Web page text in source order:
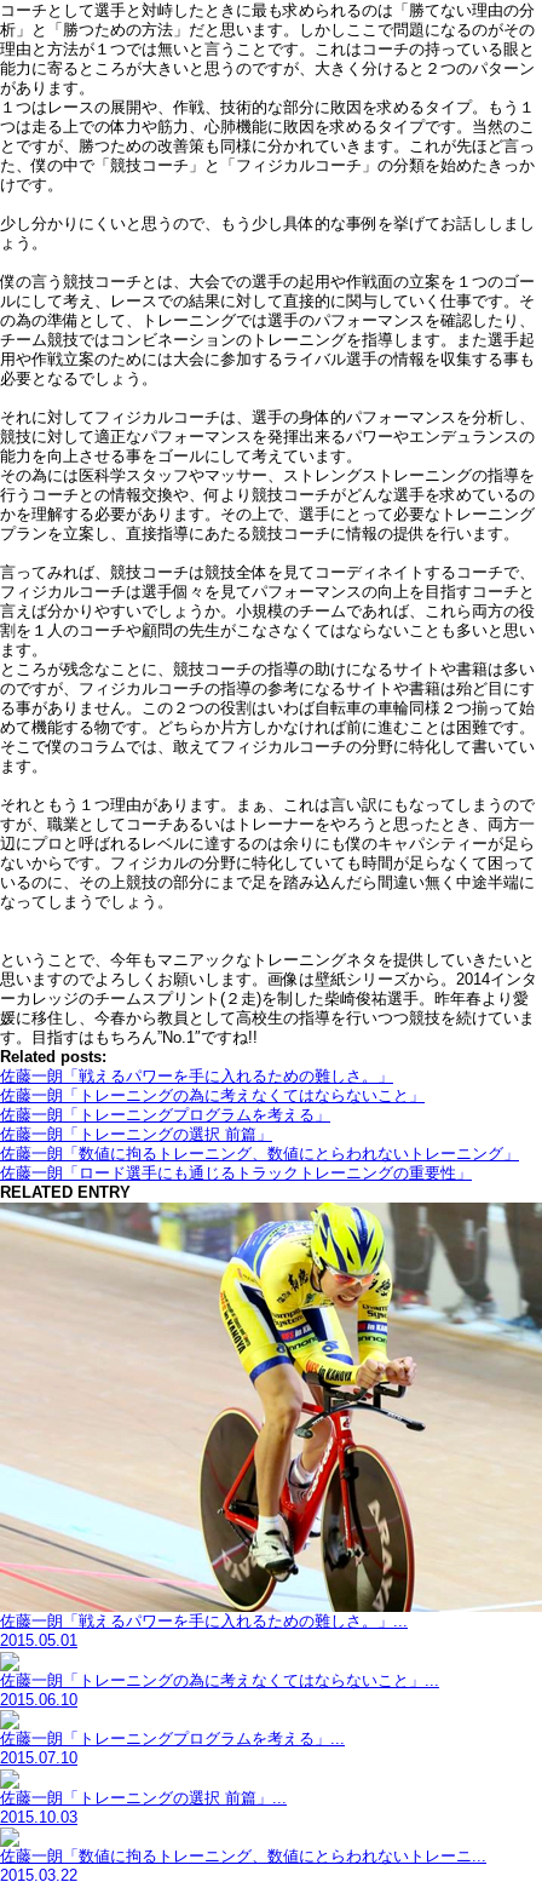
コーチとして選手と対峙したときに最も求められるのは「勝てない理由の分
析」と「勝つための方法」だと思います。しかしここで問題になるのがその
理由と方法が１つでは無いと言うことです。これはコーチの持っている眼と
能力に寄るところが大きいと思うのですが、大きく分けると２つのパターン
があります。
１つはレースの展開や、作戦、技術的な部分に敗因を求めるタイプ。もう１
つは走る上での体力や筋力、心肺機能に敗因を求めるタイプです。当然のこ
とですが、勝つための改善策も同様に分かれていきます。これが先ほど言っ
た、僕の中で「競技コーチ」と「フィジカルコーチ」の分類を始めたきっか
けです。
少し分かりにくいと思うので、もう少し具体的な事例を挙げてお話ししまし
ょう。
僕の言う競技コーチとは、大会での選手の起用や作戦面の立案を１つのゴー
ルにして考え、レースでの結果に対して直接的に関与していく仕事です。そ
の為の準備として、トレーニングでは選手のパフォーマンスを確認したり、
チーム競技ではコンビネーションのトレーニングを指導します。また選手起
用や作戦立案のためには大会に参加するライバル選手の情報を収集する事も
必要となるでしょう。
それに対してフィジカルコーチは、選手の身体的パフォーマンスを分析し、
競技に対して適正なパフォーマンスを発揮出来るパワーやエンデュランスの
能力を向上させる事をゴールにして考えています。
その為には医科学スタッフやマッサー、ストレングストレーニングの指導を
行うコーチとの情報交換や、何より競技コーチがどんな選手を求めているの
かを理解する必要があります。その上で、選手にとって必要なトレーニング
プランを立案し、直接指導にあたる競技コーチに情報の提供を行います。
言ってみれば、競技コーチは競技全体を見てコーディネイトするコーチで、
フィジカルコーチは選手個々を見てパフォーマンスの向上を目指すコーチと
言えば分かりやすいでしょうか。小規模のチームであれば、これら両方の役
割を１人のコーチや顧問の先生がこなさなくてはならないことも多いと思い
ます。
ところが残念なことに、競技コーチの指導の助けになるサイトや書籍は多い
のですが、フィジカルコーチの指導の参考になるサイトや書籍は殆ど目にす
る事がありません。この２つの役割はいわば自転車の車輪同様２つ揃って始
めて機能する物です。どちらか片方しかなければ前に進むことは困難です。
そこで僕のコラムでは、敢えてフィジカルコーチの分野に特化して書いてい
ます。
それともう１つ理由があります。まぁ、これは言い訳にもなってしまうので
すが、職業としてコーチあるいはトレーナーをやろうと思ったとき、両方一
辺にプロと呼ばれるレベルに達するのは余りにも僕のキャパシティーが足ら
ないからです。フィジカルの分野に特化していても時間が足らなくて困って
いるのに、その上競技の部分にまで足を踏み込んだら間違い無く中途半端に
なってしまうでしょう。
ということで、今年もマニアックなトレーニングネタを提供していきたいと
思いますのでよろしくお願いします。画像は壁紙シリーズから。2014インタ
ーカレッジのチームスプリント(２走)を制した柴崎俊祐選手。昨年春より愛
媛に移住し、今春から教員として高校生の指導を行いつつ競技を続けていま
す。目指すはもちろん”No.1″ですね!!
Related posts:
佐藤一朗「戦えるパワーを手に入れるための難しさ。」
佐藤一朗「トレーニングの為に考えなくてはならないこと」
佐藤一朗「トレーニングプログラムを考える」
佐藤一朗「トレーニングの選択 前篇」
佐藤一朗「数値に拘るトレーニング、数値にとらわれないトレーニング」
佐藤一朗「ロード選手にも通じるトラックトレーニングの重要性」
RELATED ENTRY
佐藤一朗「戦えるパワーを手に入れるための難しさ。」...
2015.05.01
佐藤一朗「トレーニングの為に考えなくてはならないこと」...
2015.06.10
佐藤一朗「トレーニングプログラムを考える」...
2015.07.10
佐藤一朗「トレーニングの選択 前篇」...
2015.10.03
佐藤一朗「数値に拘るトレーニング、数値にとらわれないトレーニ...
2015.03.22